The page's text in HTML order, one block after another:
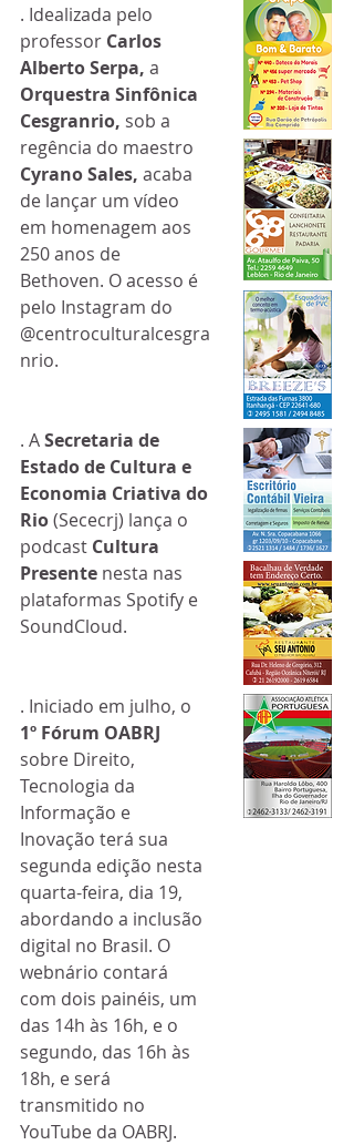
. Idealizada pelo
professor Carlos
Alberto Serpa, a
Orquestra Sinfônica
Cesgranrio, sob a
regência do maestro
Cyrano Sales, acaba
de lançar um vídeo
em homenagem aos
250 anos de
Bethoven. O acesso é
pelo Instagram do
@centroculturalcesgra
nrio.
. A Secretaria de
Estado de Cultura e
Economia Criativa do
Rio (Sececrj) lança o
podcast Cultura
Presente nesta nas
plataformas Spotify e
SoundCloud.
. Iniciado em julho, o
1º Fórum OABRJ
sobre Direito,
Tecnologia da
Informação e
Inovação terá sua
segunda edição nesta
quarta-feira, dia 19,
abordando a inclusão
digital no Brasil. O
webnário contará
com dois painéis, um
das 14h às 16h, e o
segundo, das 16h às
18h, e será
transmitido no
YouTube da OABRJ.